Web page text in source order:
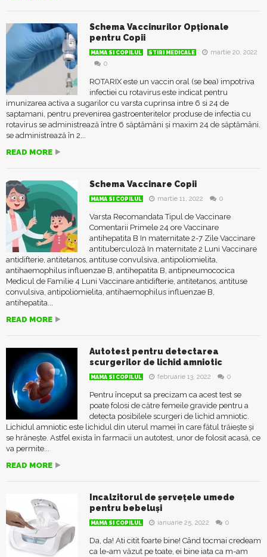
Schema Vaccinurilor Opționale
pentru Copii
MAMA SI COPILUL STIRI MEDICALE
martie 20, 2022
0
ROTARIX este un vaccin oral (se bea) impotriva
infectiei cu rotavirus este indicat pentru
imunizarea activa a sugarilor cu varsta cuprinsa intre 6 si 24 de
saptamani, pentru prevenirea gastroenteritelor produse de infectia cu
rotavirus se administrează între 6 săptămâni și maxim 24 de săptămâni.
se administrează în 2...
READ MORE
Schema Vaccinare Copii
MAMA SI COPILUL martie 11, 2022 0
Varsta Recomandata Tipul de Vaccinare
Comentarii Primele 24 ore Vaccinare
antihepatita B In maternitate 2-7 Zile Vaccinare
antituberculoză In maternitate 2 Luni Vaccinare
antidifterie, antitetanos, antituse convulsiva, antipoliomielita,
antihaemophilus influenzae B, antihepatita B, antipneumococica
Medicul de Familie 4 Luni Vaccinare antidifterie, antitetanos, antituse
convulsiva, antipoliomielita, antihaemophilus influenzae B,
antihepatita...
READ MORE
Autotest pentru detectarea
scurgerilor de lichid amniotic
MAMA SI COPILUL februarie 13, 2022 0
Pentru început sa precizam ca acest test se
poate folosi de către femeile gravide pentru a
detecta posibilele scurgeri de lichid amniotic.
Lichidul amniotic este lichidul din uterul mamei în care fătul trăiește și
se hrănește. Astfel exista în farmacii un autotest, unor de folosit acasă, ce
va permite...
READ MORE
Incalzitorul de șervețele umede
pentru bebeluși
MAMA SI COPILUL ianuarie 25, 2022 0
Da, da! Ati citit foarte bine! Când tocmai credeam
ca le-am văzut pe toate, ei bine iata ca m-am